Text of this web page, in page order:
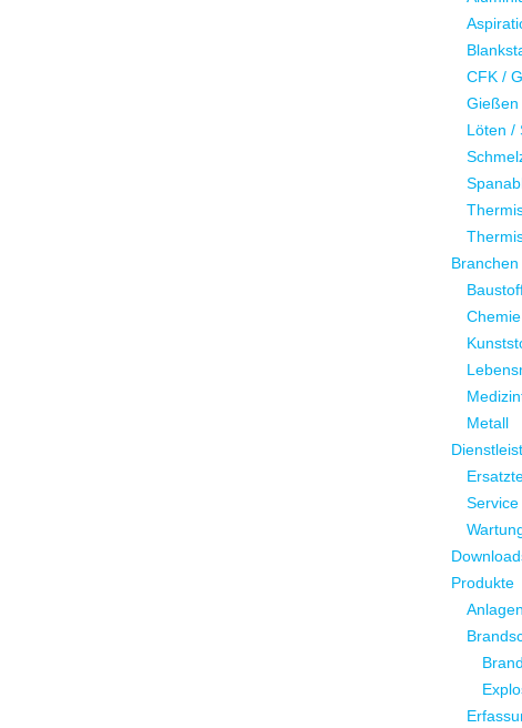
CFK /
Gießen
Löten /
Branchen
Metall
Service
Produkte